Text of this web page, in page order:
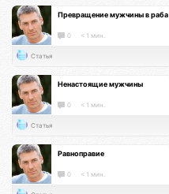
Превращение мужчины в раба
0 < 1 мин.
Статья
Ненастоящие мужчины
0 < 1 мин.
Статья
Равноправие
0 < 1 мин.